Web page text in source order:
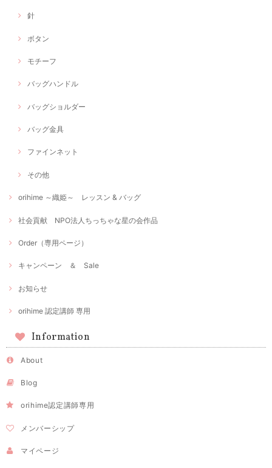
針
ボタン
モチーフ
バッグハンドル
バッグショルダー
バッグ金具
ファインネット
その他
orihime ～織姫～ レッスン & バッグ
社会貢献 NPO法人ちっちゃな星の会作品
Order（専用ページ）
キャンペーン ＆ Sale
お知らせ
orihime 認定講師 専用
Information
About
Blog
orihime認定講師専用
メンバーシップ
マイページ